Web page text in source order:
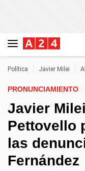
Política Javier Milei
PRONUNCIAMIENTO
Javier
Pettovello
las
Fernández